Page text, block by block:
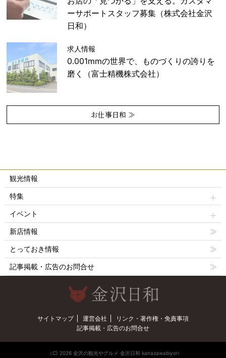
ーサポートスタッフ募集（株式会社金沢
日和）
求人情報
0.001mmの世界で、ものづくりの誇りを
磨く（富士精機株式会社）
お仕事日和 ≫
観光情報
特集
イベント
新店情報
とっておき情報
記事掲載・広告のお問合せ
サイトマップ 運営会社
リンク・著作権・免責事項
記事掲載・広告のお問合せ
（C) 2026 金沢の観光やグルメ 金沢日和 kanazawabiyori